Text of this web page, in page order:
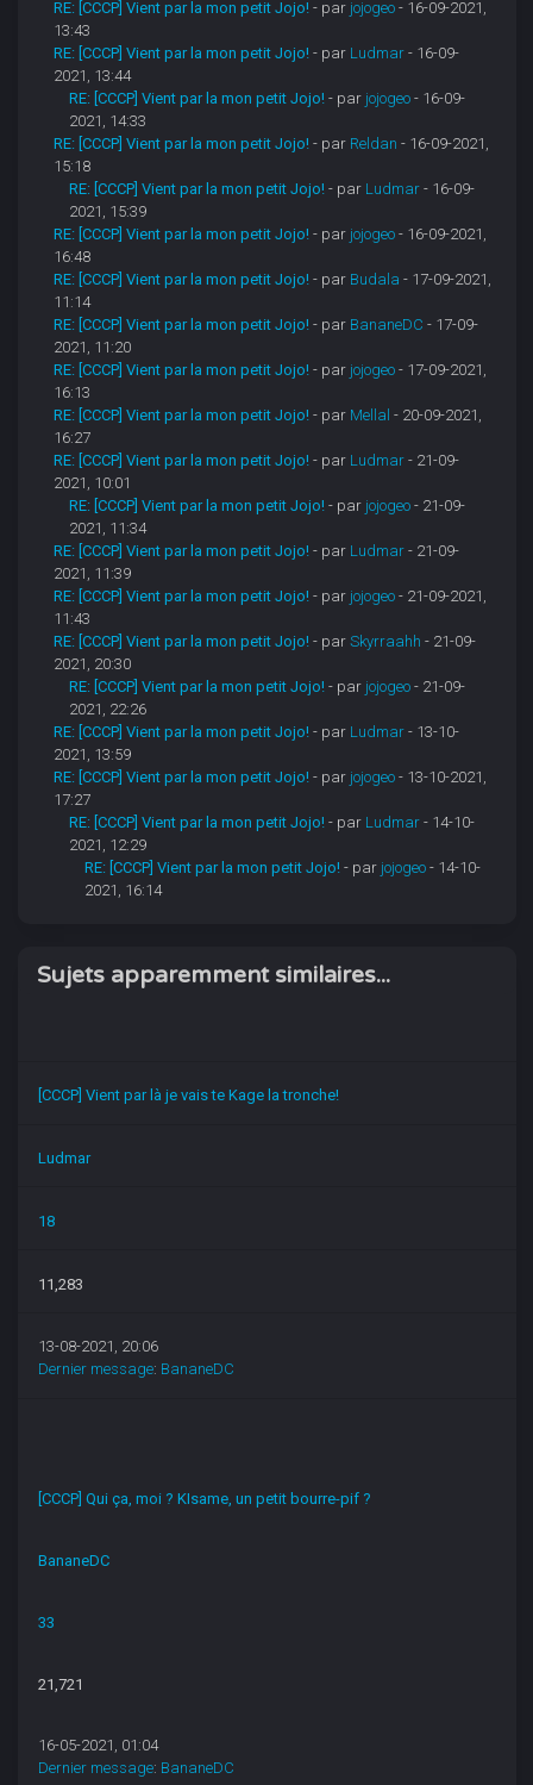
RE: [CCCP] Vient par la mon petit Jojo! - par jojogeo - 16-09-2021,
13:43
RE: [CCCP] Vient par la mon petit Jojo! - par Ludmar - 16-09-
2021, 13:44
RE: [CCCP] Vient par la mon petit Jojo! - par jojogeo - 16-09-
2021, 14:33
RE: [CCCP] Vient par la mon petit Jojo! - par Reldan - 16-09-2021,
15:18
RE: [CCCP] Vient par la mon petit Jojo! - par Ludmar - 16-09-
2021, 15:39
RE: [CCCP] Vient par la mon petit Jojo! - par jojogeo - 16-09-2021,
16:48
RE: [CCCP] Vient par la mon petit Jojo! - par Budala - 17-09-2021,
11:14
RE: [CCCP] Vient par la mon petit Jojo! - par BananeDC - 17-09-
2021, 11:20
RE: [CCCP] Vient par la mon petit Jojo! - par jojogeo - 17-09-2021,
16:13
RE: [CCCP] Vient par la mon petit Jojo! - par Mellal - 20-09-2021,
16:27
RE: [CCCP] Vient par la mon petit Jojo! - par Ludmar - 21-09-
2021, 10:01
RE: [CCCP] Vient par la mon petit Jojo! - par jojogeo - 21-09-
2021, 11:34
RE: [CCCP] Vient par la mon petit Jojo! - par Ludmar - 21-09-
2021, 11:39
RE: [CCCP] Vient par la mon petit Jojo! - par jojogeo - 21-09-2021,
11:43
RE: [CCCP] Vient par la mon petit Jojo! - parSkyrraahh - 21-09-
2021, 20:30
RE: [CCCP] Vient par la mon petit Jojo! - par jojogeo - 21-09-
2021, 22:26
RE: [CCCP] Vient par la mon petit Jojo! - par Ludmar - 13-10-
2021, 13:59
RE: [CCCP] Vient par la mon petit Jojo! - par jojogeo - 13-10-2021,
17:27
RE: [CCCP] Vient par la mon petit Jojo! - par Ludmar - 14-10-
2021, 12:29
RE: [CCCP] Vient par la mon petit Jojo! - par jojogeo - 14-10-
2021, 16:14
Sujets apparemment similaires...
[CCCP] Vient par là je vais te Kage la tronche!
Ludmar
18
11,283
13-08-2021, 20:06
Dernier message: BananeDC
[CCCP] Qui ça, moi ? KIsame, un petit bourre-pif ?
BananeDC
33
21,721
16-05-2021, 01:04
Dernier message: BananeDC